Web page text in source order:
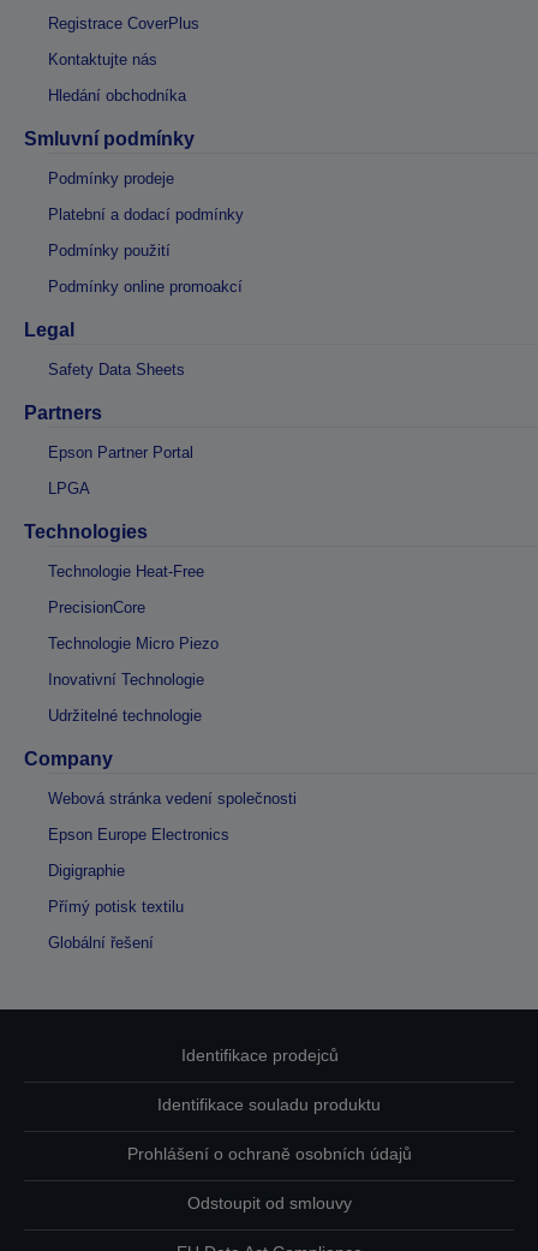
Registrace CoverPlus
Kontaktujte nás
Hledání obchodníka
Smluvní podmínky
Podmínky prodeje
Platební a dodací podmínky
Podmínky použití
Podmínky online promoakcí
Legal
Safety Data Sheets
Partners
Epson Partner Portal
LPGA
Technologies
Technologie Heat-Free
PrecisionCore
Technologie Micro Piezo
Inovativní Technologie
Udržitelné technologie
Company
Webová stránka vedení společnosti
Epson Europe Electronics
Digigraphie
Přímý potisk textilu
Globální řešení
Identifikace prodejců
Identifikace souladu produktu
Prohlášení o ochraně osobních údajů
Odstoupit od smlouvy